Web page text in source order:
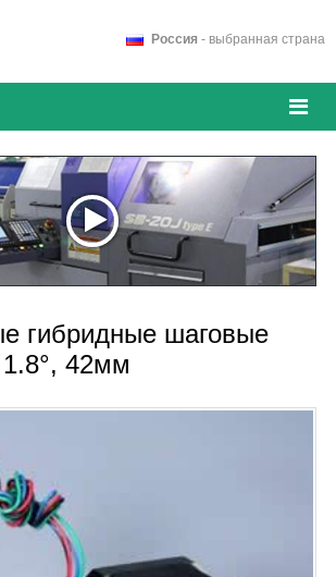
Россия - выбранная страна
гибридные шаговые
1.8°, 42мм